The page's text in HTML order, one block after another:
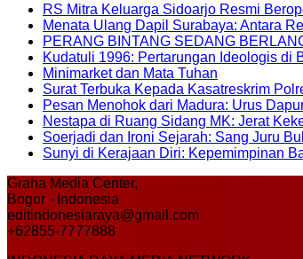
RS Mitra Keluarga Sidoarjo Resmi
Menata Ulang Dapil Surabaya: Antara
PERANG BINTANG SEDANG
Kudatuli 1996: Pertarungan Ideologis di
Minimarket dan Mata Tuhan
Surat Terbuka Kepada Kasatreskrim
Pesan Menohok dari Madura: Urus
Nestapa di Ruang Sidang MK: Jerat
Soerjadi dan Ironi Sejarah: Sang Juru
Sunyi di Kerajaan Diri: Kepemimpinan
Graha Media Center,
Bogor - Indonesia
editindonesiaraya@gmail.com
+62855-7777888